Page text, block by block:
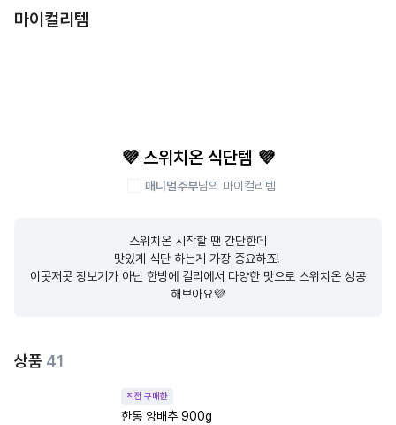
마이컬리템
💜 스위치온 식단템 💜
매니멀주부님의 마이컬리템
스위치온 시작할 땐 간단한데
맛있게 식단 하는게 가장 중요하죠!
이곳저곳 장보기가 아닌 한방에 컬리에서 다양한 맛으로 스위치온 성공
해보아요💜
상품 41
직접 구매한
한통 양배추 900g